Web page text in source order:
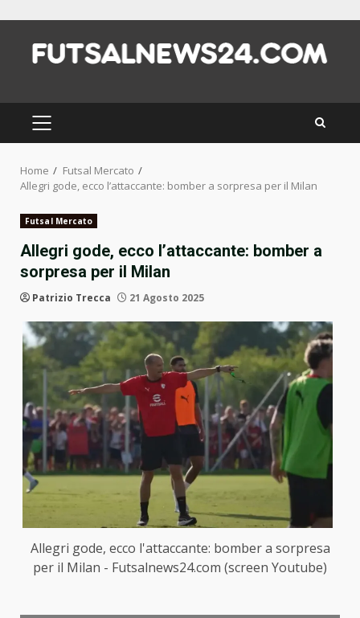
content
PRIMARY
MENU
Home
Futsal Mercato
Allegri gode, ecco l’attaccante: bomber a sorpresa per il Milan
Futsal Mercato
Allegri gode, ecco l’attaccante: bomber a
sorpresa per il Milan
Patrizio Trecca 21 Agosto 2025
Allegri gode, ecco l'attaccante: bomber a sorpresa
per il Milan - Futsalnews24.com (screen Youtube)